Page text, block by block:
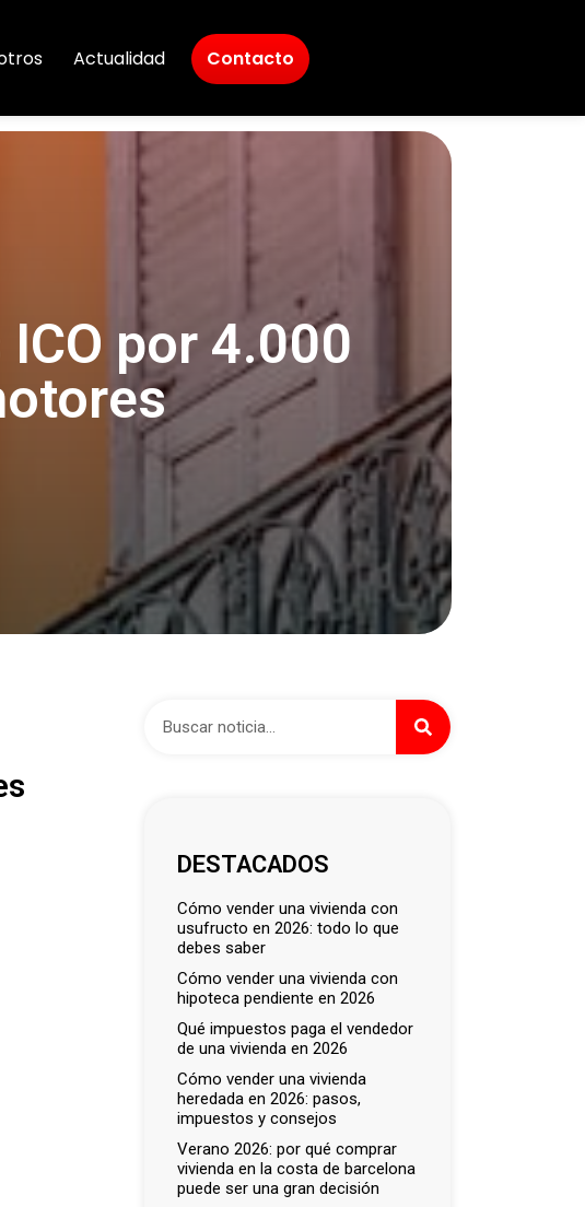
Actualidad Contacto
por 4.000
DESTACADOS
cómo vender una vivienda con
usufructo en 2026: todo lo que
debes saber
cómo vender una vivienda con
hipoteca pendiente en 2026
qué impuestos paga el vendedor
de una vivienda en 2026
cómo vender una vivienda
heredada en 2026: pasos,
impuestos y consejos
verano 2026: por qué comprar
vivienda en la costa de barcelona
puede ser una gran decisión